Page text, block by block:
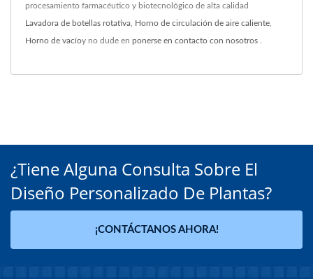
procesamiento farmacéutico y biotecnológico de alta calidad
Lavadora de botellas rotativa Horno de circulación de aire caliente
Horno de vacíoy no dude en ponerse en contacto con nosotros
¿Tiene Alguna Consulta Sobre El
Diseño Personalizado De Plantas?
¡CONTÁCTANOS AHORA!